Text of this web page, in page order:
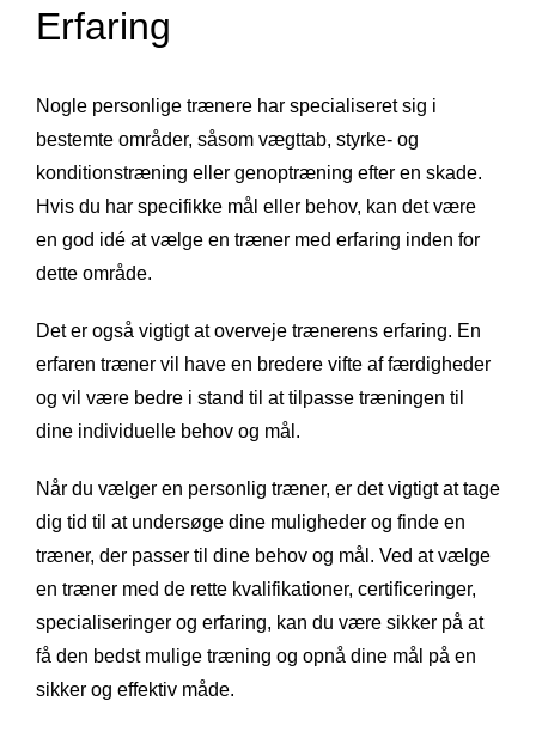
Erfaring
Nogle personlige trænere har specialiseret sig i
bestemte områder, såsom vægttab, styrke- og
konditionstræning eller genoptræning efter en skade.
Hvis du har specifikke mål eller behov, kan det være
en god idé at vælge en træner med erfaring inden for
dette område.
Det er også vigtigt at overveje trænerens erfaring. En
erfaren træner vil have en bredere vifte af færdigheder
og vil være bedre i stand til at tilpasse træningen til
dine individuelle behov og mål.
Når du vælger en personlig træner, er det vigtigt at tage
dig tid til at undersøge dine muligheder og finde en
træner, der passer til dine behov og mål. Ved at vælge
en træner med de rette kvalifikationer, certificeringer,
specialiseringer og erfaring, kan du være sikker på at
få den bedst mulige træning og opnå dine mål på en
sikker og effektiv måde.